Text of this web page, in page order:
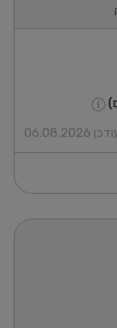
06.08.2026